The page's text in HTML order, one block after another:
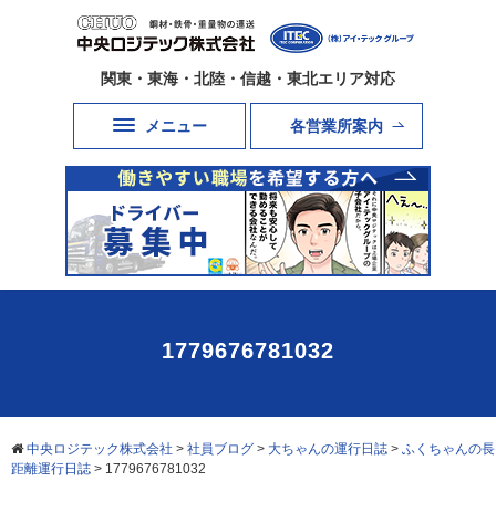
関東・東海・北陸・信越・東北エリア対応
メニュー 各営業所案内
1779676781032
中央ロジテック株式会社 > 社員ブログ > 大ちゃんの運行日誌 > ふくちゃんの長
距離運行日誌 > 1779676781032